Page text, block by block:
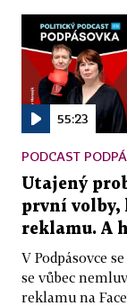
55:23
PODCAST
Utajený
první
reklamu. A
V Podpásovce
se vůbec
reklamu na